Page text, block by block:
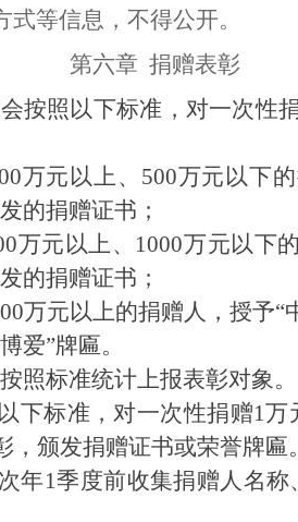
等信息，不得公开。
第六章 捐赠表彰
按照以下标准，对一次性
万元以上、500万元以下
的捐赠证书；
万元以上、1000万元以下
的捐赠证书；
万元以上的捐赠人，授予
爱”牌匾。
按照标准统计上报表彰对象。
下标准，对一次性捐赠1万
颁发捐赠证书或荣誉牌匾。
次年1季度前收集捐赠人名称